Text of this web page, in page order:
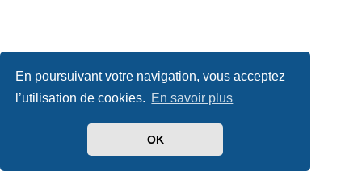
En poursuivant votre navigation, vous acceptez
l’utilisation de cookies. En savoir plus
OK